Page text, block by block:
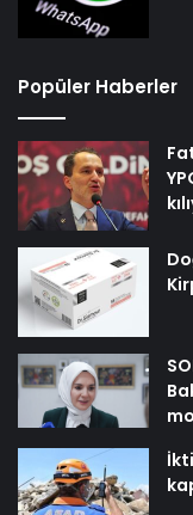
Popüler Haberler